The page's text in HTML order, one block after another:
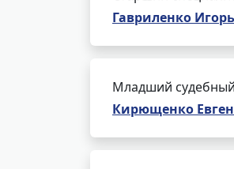
Гавриленко
Младший судебный
Кирющенко